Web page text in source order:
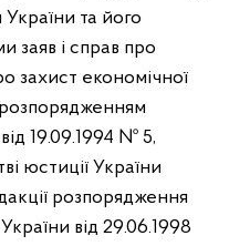
та його
заяв і справ про
захист економічної
19.09.1994 № 5,
юстиції України
розпорядження
від 29.06.1998